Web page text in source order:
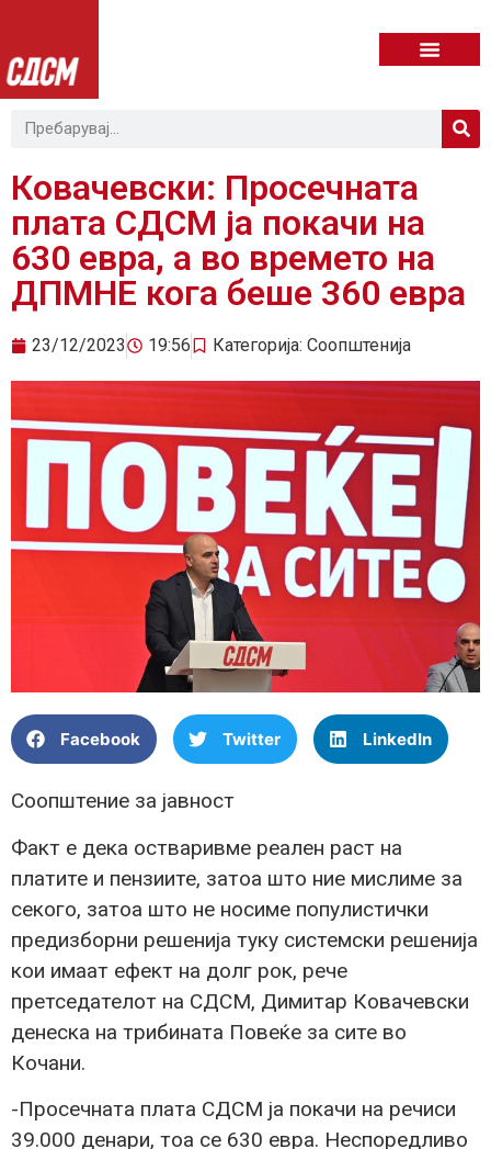
Ковачевски: Просечната
плата СДСМ ја покачи на
630 евра, а во времето на
ДПМНЕ кога беше 360 евра
23/12/2023 19:56 Категорија: Соопштенија
Facebook Twitter LinkedIn
Соопштение за јавност
Факт е дека остваривме реален раст на
платите и пензиите, затоа што ние мислиме за
секого, затоа што не носиме популистички
предизборни решенија туку системски решенија
кои имаат ефект на долг рок, рече
претседателот на СДСМ, Димитар Ковачевски
денеска на трибината Повеќе за сите во
Кочани.
-Просечната плата СДСМ ја покачи на речиси
39.000 денари, тоа се 630 евра. Неспоредливо